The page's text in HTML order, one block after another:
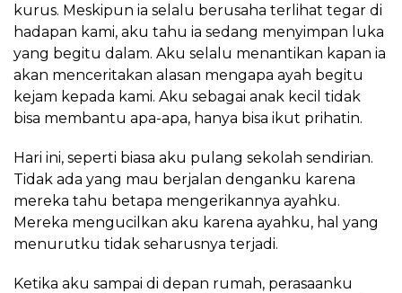
kurus. Meskipun ia selalu berusaha terlihat tegar di
hadapan kami, aku tahu ia sedang menyimpan luka
yang begitu dalam. Aku selalu menantikan kapan ia
akan menceritakan alasan mengapa ayah begitu
kejam kepada kami. Aku sebagai anak kecil tidak
bisa membantu apa-apa, hanya bisa ikut prihatin.
Hari ini, seperti biasa aku pulang sekolah sendirian.
Tidak ada yang mau berjalan denganku karena
mereka tahu betapa mengerikannya ayahku.
Mereka mengucilkan aku karena ayahku, hal yang
menurutku tidak seharusnya terjadi.
Ketika aku sampai di depan rumah, perasaanku